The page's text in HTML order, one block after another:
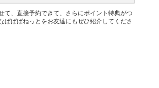
て、直接予約できて、さらにポイント特典がつ
ぱぱぱねっとをお友達にもぜひ紹介してくださ